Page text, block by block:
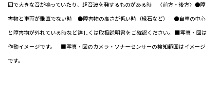
囲で大きな音が鳴っていたり、超音波を発するものがある時 〈前方・後方〉●障
害物と車両が垂直でない時 ●障害物の高さが低い時（縁石など） ●自車の中心
と障害物が外れている時など詳しくは取扱説明書をご確認ください。 ■写真・図は
作動イメージです。 ■写真・図のカメラ・ソナーセンサーの検知範囲はイメージ
です。